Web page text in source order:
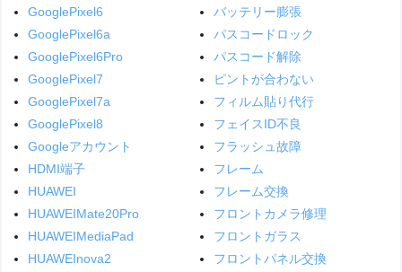
GooglePixel6
GooglePixel6a
GooglePixel6Pro
GooglePixel7
GooglePixel7a
GooglePixel8
Googleアカウント
HDMI端子
HUAWEI
HUAWEIMate20Pro
HUAWEIMediaPad
HUAWEInova2
バッテリー膨張
パスコードロック
パスコード解除
ピントが合わない
フィルム貼り代行
フェイスID不良
フラッシュ故障
フレーム
フレーム交換
フロントカメラ修理
フロントガラス
フロントパネル交換